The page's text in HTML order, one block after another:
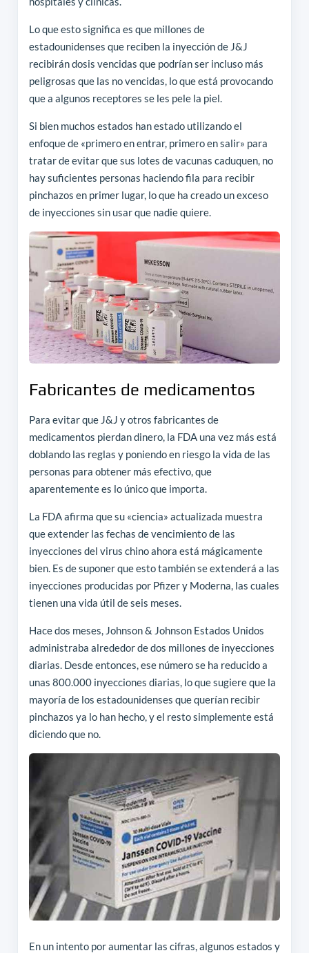
Lo que esto significa es que millones de
estadounidenses que reciben la inyección de J&J
recibirán dosis vencidas que podrían ser incluso más
peligrosas que las no vencidas, lo que está provocando
que a algunos receptores se les pele la piel.
Si bien muchos estados han estado utilizando el
enfoque de «primero en entrar, primero en salir» para
tratar de evitar que sus lotes de vacunas caduquen, no
hay suficientes personas haciendo fila para recibir
pinchazos en primer lugar, lo que ha creado un exceso
de inyecciones sin usar que nadie quiere.
Fabricantes de medicamentos
Para evitar que J&J y otros fabricantes de
medicamentos pierdan dinero, la FDA una vez más está
doblando las reglas y poniendo en riesgo la vida de las
personas para obtener más efectivo, que
aparentemente es lo único que importa.
La FDA afirma que su «ciencia» actualizada muestra
que extender las fechas de vencimiento de las
inyecciones del virus chino ahora está mágicamente
bien. Es de suponer que esto también se extenderá a las
inyecciones producidas por Pfizer y Moderna, las cuales
tienen una vida útil de seis meses.
Hace dos meses, Johnson & Johnson Estados Unidos
administraba alrededor de dos millones de inyecciones
diarias. Desde entonces, ese número se ha reducido a
unas 800.000 inyecciones diarias, lo que sugiere que la
mayoría de los estadounidenses que querían recibir
pinchazos ya lo han hecho, y el resto simplemente está
diciendo que no.
En un intento por aumentar las cifras, algunos estados y